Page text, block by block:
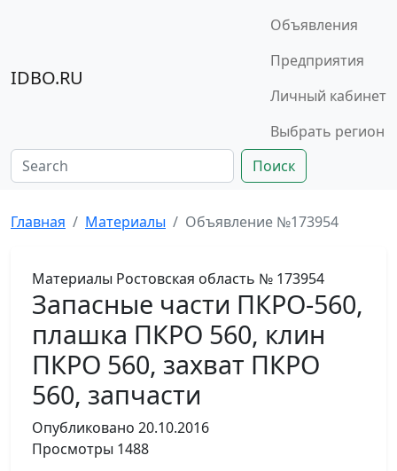
IDBO.RU
Объявления
Предприятия
Личный кабинет
Выбрать регион
Поиск
Главная Материалы Объявление №173954
Материалы Ростовская область № 173954
Запасные части ПКРО-560,
плашка ПКРО 560, клин
ПКРО 560, захват ПКРО
560, запчасти
Опубликовано 20.10.2016
Просмотры 1488